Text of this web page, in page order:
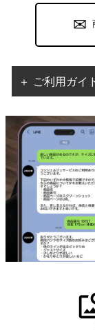
＋ ご利用ガイ